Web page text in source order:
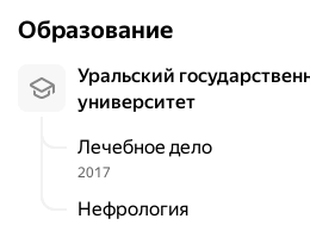
Образование
Уральский государственный медицинский
университет
Лечебное дело
2017
Нефрология